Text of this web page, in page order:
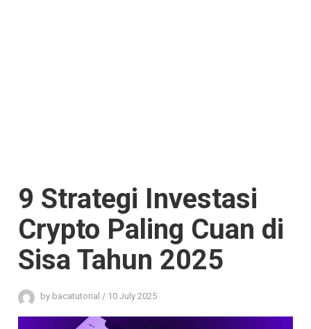
9 Strategi Investasi
Crypto Paling Cuan di
Sisa Tahun 2025
by bacatutorial / 10 July 2025